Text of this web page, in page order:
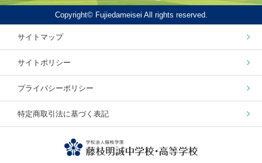
Copyright© Fujiedameisei All rights reserved.
サイトマップ
サイトポリシー
プライバシーポリシー
特定商取引法に基づく表記